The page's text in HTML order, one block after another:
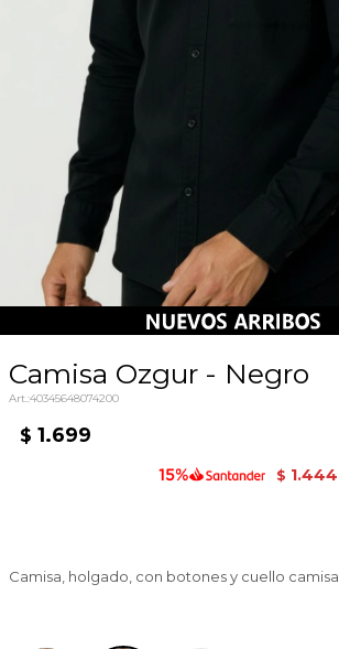
Camisa Ozgur - Negro
40345648074200
$ 1.699
$ 1.444
Camisa, holgado, con botones y cuello camisa